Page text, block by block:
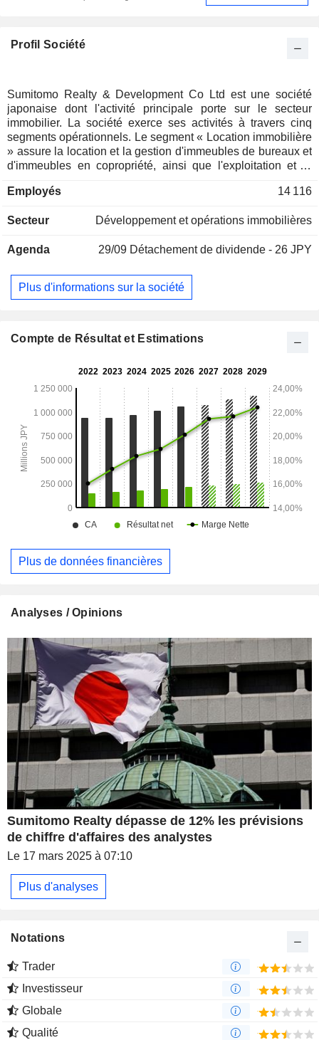
Profil Société
Sumitomo Realty & Development Co Ltd est une société
japonaise dont l'activité principale porte sur le secteur
immobilier. La société exerce ses activités à travers cinq
segments opérationnels. Le segment « Location immobilière
» assure la location et la gestion d'immeubles de bureaux et
d'immeubles en copropriété, ainsi que l'exploitation et la
commerciaux. Le segment Vente immobilière vend des
Le segment Réalisation de travaux de construction est
individuelles et d'appartements en copropriété. Le segment
immobilier et d'agence de vente. Le segment Autres est actif
dans le secteur des clubs de remise en forme et de la
Employés 14 116
Secteur Développement et opérations immobilières
Agenda 29/09 Détachement de dividende - 26 JPY
Plus d'informations sur la société
Compte de Résultat et Estimations
Plus de données financières
Analyses / Opinions
Sumitomo Realty dépasse de 12% les prévisions
de chiffre d'affaires des analystes
Le 17 mars 2025 à 07:10
Plus d'analyses
Notations
Trader
Investisseur
Globale
Qualité